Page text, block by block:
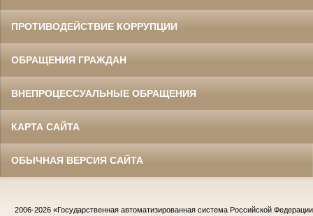
ПРОТИВОДЕЙСТВИЕ КОРРУПЦИИ
ОБРАЩЕНИЯ ГРАЖДАН
ВНЕПРОЦЕССУАЛЬНЫЕ ОБРАЩЕНИЯ
КАРТА САЙТА
ОБЫЧНАЯ ВЕРСИЯ САЙТА
2006-2026 «Государственная автоматизированная система Российской